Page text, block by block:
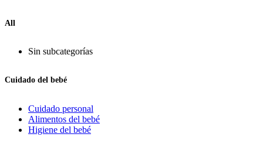
All
Sin subcategorías
Cuidado del bebé
Cuidado personal
Alimentos del bebé
Higiene del bebé